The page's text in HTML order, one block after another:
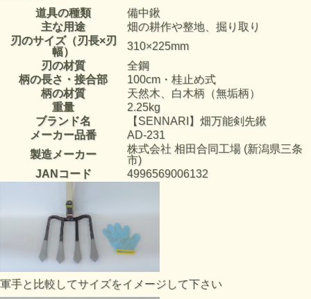
道具の種類
備中鍬
主な用途
畑の耕作や整地、掘り取り
刃のサイズ（刃長×刃
幅）
310×225mm
刃の材質
全鋼
柄の長さ・接合部
100cm・桂止め式
柄の材質
天然木、白木柄（無垢柄）
重量
2.25kg
ブランド名
【SENNARI】畑万能剣先鍬
メーカー品番
AD-231
製造メーカー
株式会社 相田合同工場 (新潟県三条
市)
JANコード
4996569006132
軍手と比較してサイズをイメージして下さい